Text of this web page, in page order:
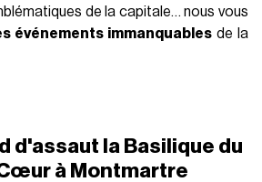
de la capitale… nous vous
événements immanquables de la
d'assaut la Basilique du
à Montmartre